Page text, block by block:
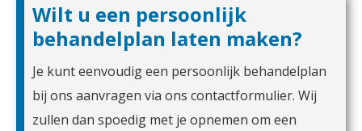
Wilt u een persoonlijk
behandelplan laten maken?
Je kunt eenvoudig een persoonlijk behandelplan
bij ons aanvragen via ons contactformulier. Wij
zullen dan spoedig met je opnemen om een